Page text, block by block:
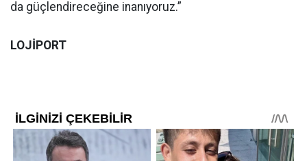
da güçlendireceğine inanıyoruz.”
LOJİPORT